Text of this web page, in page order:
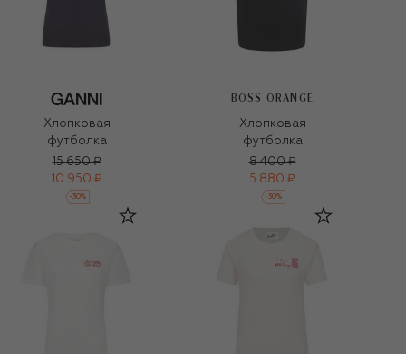
Хлопковая
футболка
15 650 ₽
10 950 ₽
-30%
BOSS ORANGE
Хлопковая
футболка
8 400 ₽
5 880 ₽
-30%